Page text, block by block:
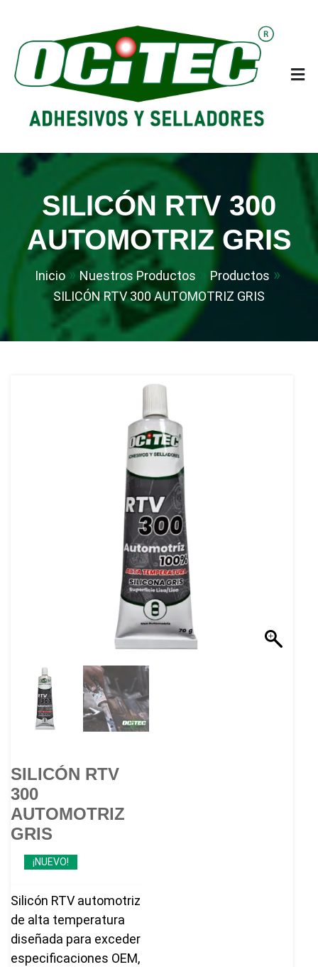
contenido
OCITEC México
Adhesivos y Selladores
SILICÓN RTV 300
AUTOMOTRIZ GRIS
Inicio Nuestros Productos
Productos
SILICÓN RTV 300 AUTOMOTRIZ GRIS
SILICÓN RTV
300
AUTOMOTRIZ
GRIS
¡NUEVO!
Silicón RTV automotriz
de alta temperatura
diseñada para exceder
especificaciones OEM,